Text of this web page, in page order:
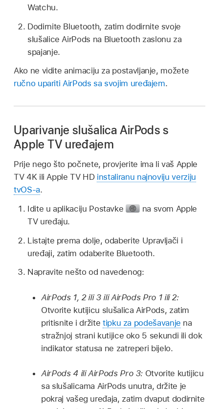
Watchu.
Dodirnite Bluetooth, zatim dodirnite svoje
slušalice AirPods na Bluetooth zaslonu za
spajanje.
Ako ne vidite animaciju za postavljanje, možete
ručno upariti AirPods sa svojim uređajem.
Uparivanje slušalica AirPods s
Apple TV uređajem
Prije nego što počnete, provjerite ima li vaš Apple
TV 4K ili Apple TV HD instaliranu najnoviju verziju
tvOS-a.
Idite u aplikaciju Postavke
na svom Apple
TV uređaju.
Listajte prema dolje, odaberite Upravljači i
uređaji, zatim odaberite Bluetooth.
Napravite nešto od navedenog:
AirPods 1, 2 ili 3 ili AirPods Pro 1 ili 2:
Otvorite kutijicu slušalica AirPods, zatim
pritisnite i držite tipku za podešavanje na
stražnjoj strani kutijice oko 5 sekundi ili dok
indikator statusa ne zatreperi bijelo.
AirPods 4 ili AirPods Pro 3: Otvorite kutijicu
sa slušalicama AirPods unutra, držite je
pokraj vašeg uređaja, zatim dvaput dodirnite